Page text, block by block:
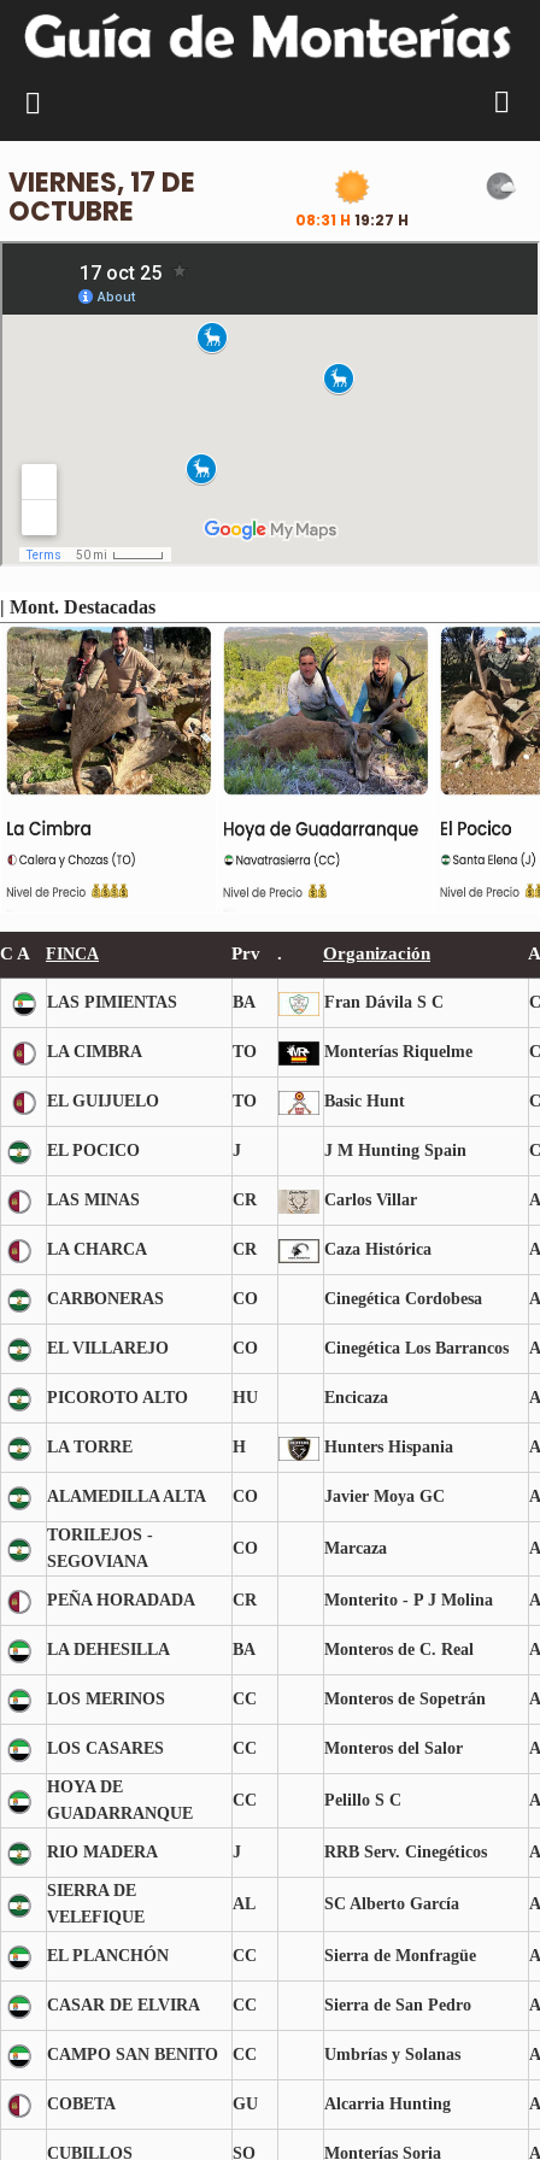
VIERNES, 17 DE
OCTUBRE 08:31 H19:27 H
| Mont. Destacadas
C A FINCA Prv . Organización
LAS PIMIENTAS BA Fran Dávila S C C
LA CIMBRA TO Monterías Riquelme C
EL GUIJUELO TO Basic Hunt C
EL POCICO J J M Hunting Spain C
LAS MINAS CR Carlos Villar A
LA CHARCA CR Caza Histórica A
CARBONERAS CO Cinegética Cordobesa A
EL VILLAREJO CO Cinegética Los Barrancos A
PICOROTO ALTO HU Encicaza A
LA TORRE H Hunters Hispania A
ALAMEDILLA ALTA CO Javier Moya GC A
TORILEJOS -
SEGOVIANA
CO Marcaza A
PEÑA HORADADA CR Monterito - P J Molina A
LA DEHESILLA BA Monteros de C. Real A
LOS MERINOS CC Monteros de Sopetrán A
LOS CASARES CC Monteros del Salor A
HOYA DE
GUADARRANQUE
CC Pelillo S C A
RIO MADERA J RRB Serv. Cinegéticos A
SIERRA DE
VELEFIQUE
AL SC Alberto García A
EL PLANCHÓN CC Sierra de Monfragüe A
CASAR DE ELVIRA CC Sierra de San Pedro A
CAMPO SAN BENITO CC Umbrías y Solanas A
COBETA GU Alcarria Hunting A
CUBILLOS SO Monterías Soria A